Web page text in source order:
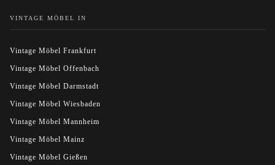
VINTAGE MÖBEL IN
Vintage Möbel Frankfurt
Vintage Möbel Offenbach
Vintage Möbel Darmstadt
Vintage Möbel Wiesbaden
Vintage Möbel Mannheim
Vintage Möbel Mainz
Vintage Möbel Gießen